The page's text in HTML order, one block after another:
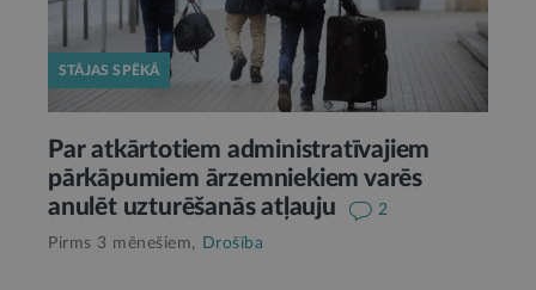
STĀJAS SPĒKĀ
Par atkārtotiem administratīvajiem
pārkāpumiem ārzemniekiem varēs
anulēt uzturēšanās atļauju
2
Pirms 3 mēnešiem,
Drošība